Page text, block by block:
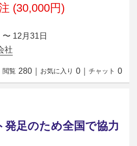
(30,000円)
12月31日
社
閲覧 280 お気に入り 0 チャット 0
足のため全国で協力